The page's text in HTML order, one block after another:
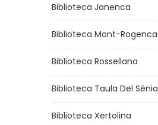
Biblioteca Janenca
Biblioteca Mont-Rogenca
Biblioteca Rossellana
Biblioteca Taula Del Sénia
Biblioteca Xertolina